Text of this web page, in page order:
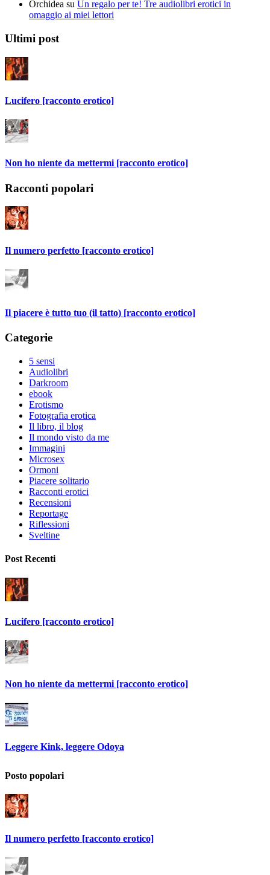
Orchidea su Un regalo per te! Tre audiolibri erotici in
omaggio ai miei lettori
Ultimi post
Lucifero [racconto erotico]
Non ho niente da mettermi [racconto erotico]
Racconti popolari
Il numero perfetto [racconto erotico]
Il piacere è tutto tuo (il tatto) [racconto erotico]
Categorie
5 sensi
Audiolibri
Darkroom
ebook
Erotismo
Fotografia erotica
Il libro, il blog
Il mondo visto da me
Immagini
Microsex
Ormoni
Piacere solitario
Racconti erotici
Recensioni
Reportage
Riflessioni
Sveltine
Post Recenti
Lucifero [racconto erotico]
Non ho niente da mettermi [racconto erotico]
Leggere Kink, leggere Odoya
Posto popolari
Il numero perfetto [racconto erotico]